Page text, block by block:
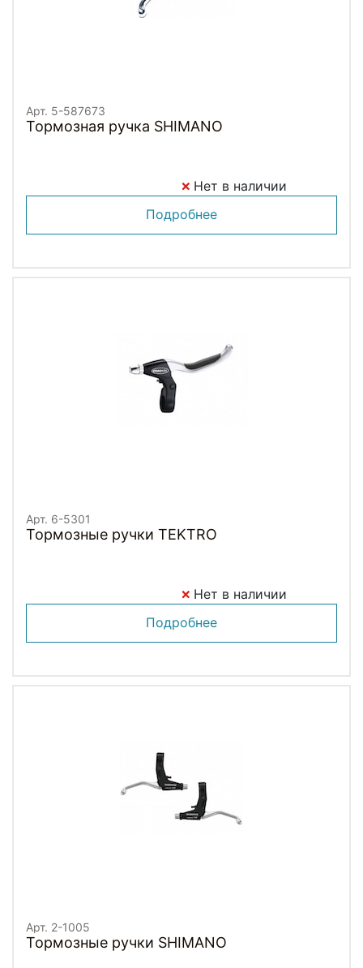
Арт. 5-587673
Тормозная ручка SHIMANO
Нет в наличии
Подробнее
Арт. 6-5301
Тормозные ручки TEKTRO
Нет в наличии
Подробнее
Арт. 2-1005
Тормозные ручки SHIMANO